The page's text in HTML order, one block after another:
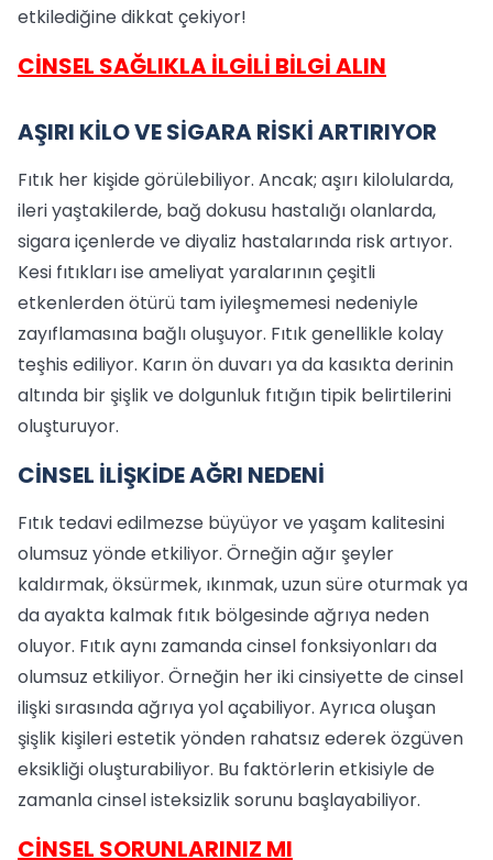
etkilediğine dikkat çekiyor!
CİNSEL SAĞLIKLA İLGİLİ BİLGİ ALIN
AŞIRI KİLO VE SİGARA RİSKİ ARTIRIYOR
Fıtık her kişide görülebiliyor. Ancak; aşırı kilolularda,
ileri yaştakilerde, bağ dokusu hastalığı olanlarda,
sigara içenlerde ve diyaliz hastalarında risk artıyor.
Kesi fıtıkları ise ameliyat yaralarının çeşitli
etkenlerden ötürü tam iyileşmemesi nedeniyle
zayıflamasına bağlı oluşuyor. Fıtık genellikle kolay
teşhis ediliyor. Karın ön duvarı ya da kasıkta derinin
altında bir şişlik ve dolgunluk fıtığın tipik belirtilerini
oluşturuyor.
CİNSEL İLİŞKİDE AĞRI NEDENİ
Fıtık tedavi edilmezse büyüyor ve yaşam kalitesini
olumsuz yönde etkiliyor. Örneğin ağır şeyler
kaldırmak, öksürmek, ıkınmak, uzun süre oturmak ya
da ayakta kalmak fıtık bölgesinde ağrıya neden
oluyor. Fıtık aynı zamanda cinsel fonksiyonları da
olumsuz etkiliyor. Örneğin her iki cinsiyette de cinsel
ilişki sırasında ağrıya yol açabiliyor. Ayrıca oluşan
şişlik kişileri estetik yönden rahatsız ederek özgüven
eksikliği oluşturabiliyor. Bu faktörlerin etkisiyle de
zamanla cinsel isteksizlik sorunu başlayabiliyor.
CİNSEL SORUNLARINIZ MI